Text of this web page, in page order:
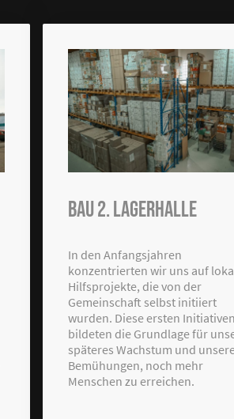
BAu 2. Lagerhalle
In den Anfangsjahren
konzentrierten wir uns auf
Hilfsprojekte, die von der
Gemeinschaft selbst initiiert
wurden. Diese ersten Initiativen
bildeten die Grundlage für
späteres Wachstum und
Bemühungen, noch mehr
Menschen zu erreichen.